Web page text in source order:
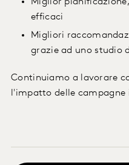
efficaci
Migliori
grazie ad uno studio
Continuiamo a lavorare
l'impatto delle campagne